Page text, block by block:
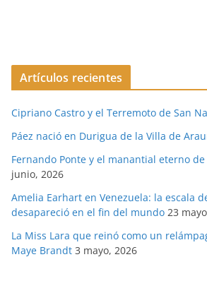
Artículos recientes
Cipriano Castro y el Terremoto de San
Páez nació en Durigua de la Villa de
Fernando Ponte y el manantial eterno
junio, 2026
Amelia Earhart en Venezuela: la escala
desapareció en el fin del mundo 23
La Miss Lara que reinó como un
Maye Brandt 3 mayo, 2026